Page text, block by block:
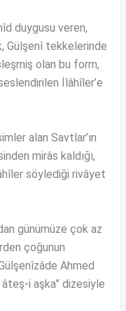
duygusu veren,
Gülşenî tekkelerinde
olan bu form,
İlâhîler’e
alan Savtlar’ın
mirâs kaldığı,
söylediği rivâyet
günümüze çok az
çoğunun
Ahmed
âteş-i aşka” dizesiyle